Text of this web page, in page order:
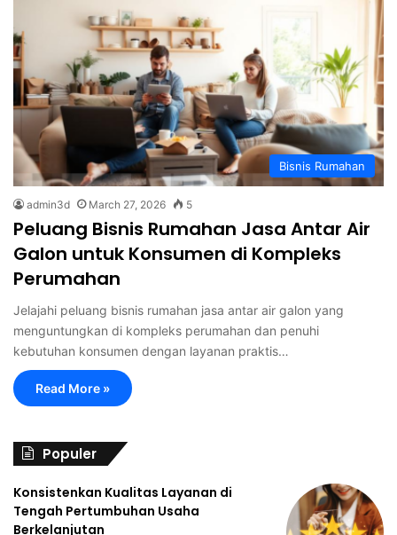
Bisnis Rumahan
admin3d March 27, 2026 5
Peluang Bisnis Rumahan Jasa Antar Air
Galon untuk Konsumen di Kompleks
Perumahan
Jelajahi peluang bisnis rumahan jasa antar air galon yang
menguntungkan di kompleks perumahan dan penuhi
kebutuhan konsumen dengan layanan praktis…
Read More »
Populer
Konsistenkan Kualitas Layanan di
Tengah Pertumbuhan Usaha
Berkelanjutan